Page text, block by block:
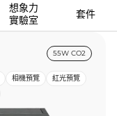
想象力
實驗室
套件
55W CO2
相機預覽
紅光預覽